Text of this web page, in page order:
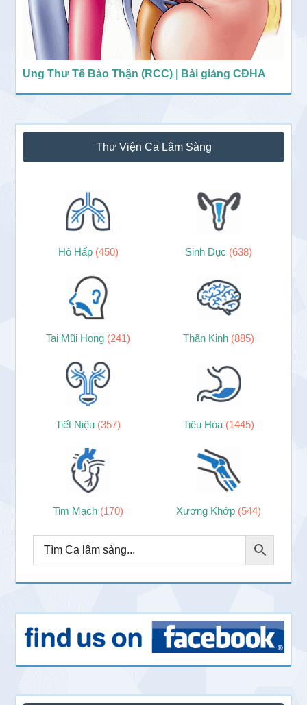
Ung Thư Tế Bào Thận (RCC) | Bài giảng CĐHA
Thư Viện Ca Lâm Sàng
Hô Hấp (450) Sinh Dục (638)
Tai Mũi Họng (241) Thần Kinh (885)
Tiết Niệu (357) Tiêu Hóa (1445)
Tim Mạch (170) Xương Khớp (544)